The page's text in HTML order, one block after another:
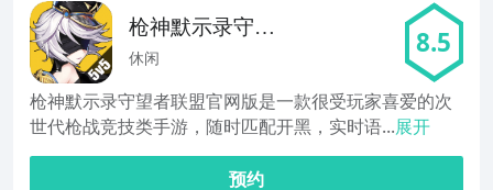
枪神默示录守望
者联盟
休闲 8.5
枪神默示录守望者联盟官网版是一款很受玩家喜爱的次
世代枪战竞技类手游，随时匹配开黑，实时语...展开
预约